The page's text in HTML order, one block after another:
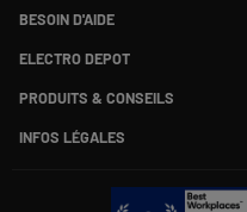
BESOIN D'AIDE
Suivre ma commande
Modifier ou annuler ma commande
SAV
Payer en plusieurs fois
ELECTRO DEPOT
Rejoignez-nous !
PRODUITS & CONSEILS
Nos marques
Les avis du site
Le moins cher
INFOS LÉGALES
Politique cookies